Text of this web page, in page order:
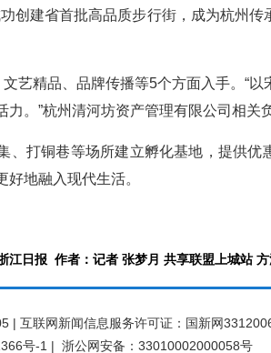
创建省首批高品质步行街，成为杭州传
艺精品、品牌传播等5个方面入手。“以
。”杭州清河坊资产管理有限公司相关
、打铜巷等场所建立孵化基地，提供优
地融入现代生活。
江日报 作者：记者 张梦月 共享联盟上城站
| 互联网新闻信息服务许可证：国新网
号-1 | 浙公网安备：33010002000058号